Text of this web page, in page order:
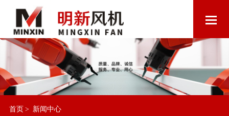
首页 > 新闻中心